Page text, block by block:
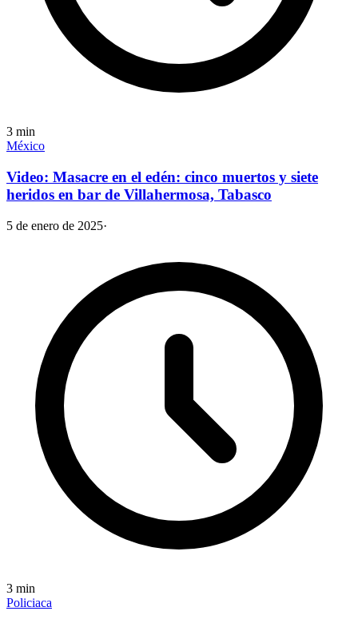
3 min
México
Video: Masacre en el edén: cinco muertos y siete
heridos en bar de Villahermosa, Tabasco
5 de enero de 2025·
3 min
Policiaca